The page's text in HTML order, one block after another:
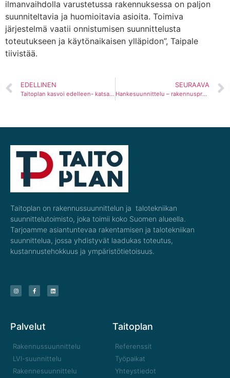
ilmanvaihdolla varustetussa rakennuksessa on paljon
suunniteltavia ja huomioitavia asioita. Toimiva
järjestelmä vaatii onnistumisen suunnittelusta
toteutukseen ja käytönaikaisen ylläpidon”, Taipale
tiivistää.
EDELLINEN
Taitoplan kasvoi edelleen- katsaus vuoteen 2022
SEURAAVA
Hankesuunnittelu – rakennusprojektin kivijalka
Taitoplan on rakennussuunnittelun ja talotekniikan
suunnittelutoimisto, joka toimii koko Suomen alueella.
Tarjoamme asiantuntevaa rakentamisen ja talotekniikan
suunnittelua, jossa yhdistyvät laadukas toteutus,
kustannustehokkuus ja ympäristötietoisuus.
Palvelut
Rakennussuunnittelu
LVI-suunnittelu
Rakennesuunnittelu
Taitoplan
Referenssit
Työpaikat
Yhteystiedot